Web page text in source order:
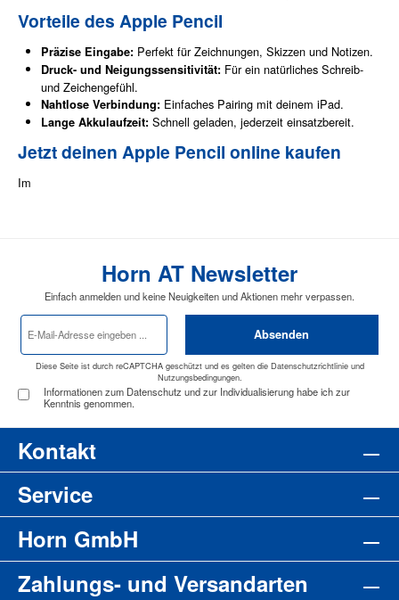
Vorteile des Apple Pencil
Präzise Eingabe: Perfekt für Zeichnungen, Skizzen und Notizen.
Druck- und Neigungssensitivität: Für ein natürliches Schreib-
und Zeichengefühl.
Nahtlose Verbindung: Einfaches Pairing mit deinem iPad.
Lange Akkulaufzeit: Schnell geladen, jederzeit einsatzbereit.
Jetzt deinen Apple Pencil online kaufen
Im
Horn AT Newsletter
Einfach anmelden und keine Neuigkeiten und Aktionen mehr verpassen.
E-
Mail-
*
Absenden
Diese Seite ist durch reCAPTCHA geschützt und es gelten die Datenschutzrichtlinieund
Nutzungsbedingungen.
Informationen zum Datenschutz und zur Individualisierung habe ich zur
Kenntnis genommen.
Kontakt
Service
Horn GmbH
Zahlungs- und Versandarten